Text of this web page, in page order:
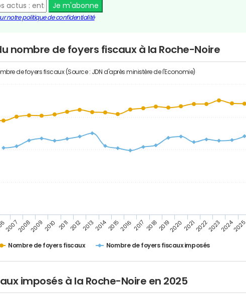
Je m'abonne
notre politique de confidentialité
nombre de foyers fiscaux à la Roche-Noire
de foyers fiscaux (Source : JDN d'après ministère de l'Economie)
Nombre de foyers fiscaux Nombre de foyers fiscaux imposés
2007200820092010 201120122013201420152016 2017 20182019202020212022202320242025
imposés à la Roche-Noire en 2025